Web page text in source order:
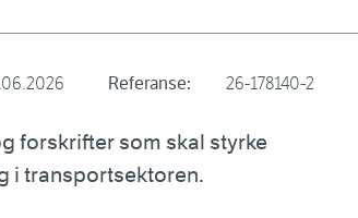
Referanse: 26-178140-2
forskrifter som skal styrke
i transportsektoren.